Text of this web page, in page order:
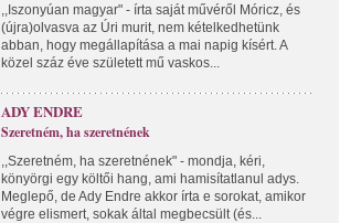
,,Iszonyúan magyar" - írta saját művéről Móricz, és
(újra)olvasva az Úri murit, nem kételkedhetünk
abban, hogy megállapítása a mai napig kísért. A
közel száz éve született mű vaskos...
ADY ENDRE
Szeretném, ha szeretnének
,,Szeretném, ha szeretnének" - mondja, kéri,
könyörgi egy költői hang, ami hamisítatlanul adys.
Meglepő, de Ady Endre akkor írta e sorokat, amikor
végre elismert, sokak által megbecsült (és...